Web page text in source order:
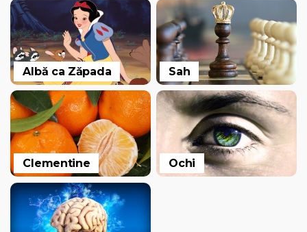
Albă ca Zăpada Sah
Clementine Ochi